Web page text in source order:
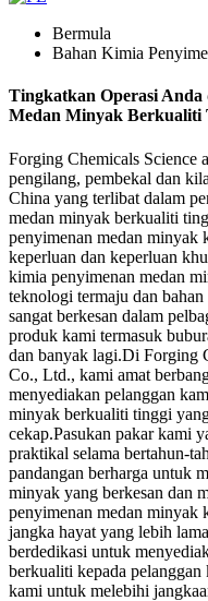
Bermula
Bahan Kimia
Tingkatkan Operasi Anda
Medan Minyak Berkualiti
Forging Chemicals Science
pengilang, pembekal dan
China yang terlibat dalam
medan minyak berkualiti
penyimenan medan minyak
keperluan dan keperluan
kimia penyimenan medan
teknologi termaju dan
sangat berkesan dalam
produk kami termasuk
dan banyak lagi.Di Forging
Co., Ltd., kami amat
menyediakan pelanggan
minyak berkualiti tinggi
cekap.Pasukan pakar kami
praktikal selama bertahun-
pandangan berharga untuk
minyak yang berkesan dan
penyimenan medan minyak
jangka hayat yang lebih
berdedikasi untuk
berkualiti kepada pelanggan
kami untuk melebihi